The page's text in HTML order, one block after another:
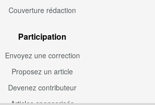
Couverture rédaction
Participation
Envoyez une correction
Proposez un article
Devenez contributeur